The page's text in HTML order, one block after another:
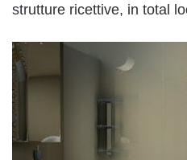
strutture ricettive, in total